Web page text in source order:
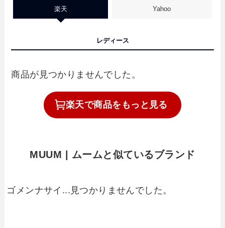
楽天 Yahoo
レディース
商品が見つかりませんでした。
楽天で商品を もっと見る
MUUM | ムームと似ているブランド
ゴメンナサイ...見つかりませんでした。